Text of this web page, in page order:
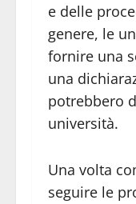
e delle
genere, le
fornire una
una
potrebbero
università.
Una volta
seguire le